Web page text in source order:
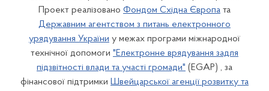
Проект реалізовано Фондом Східна Європа та
Державним агентством з питань електронного
урядування України у межах програми міжнародної
технічної допомоги "Електронне врядування задля
підзвітності влади та участі громади" (EGAP) , за
фінансової підтримки Швейцарської агенції розвитку та